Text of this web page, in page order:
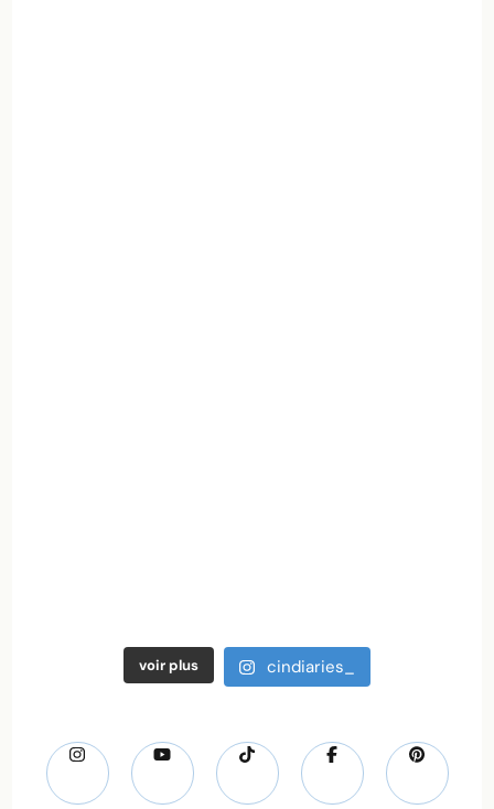
voir plus cindiaries_